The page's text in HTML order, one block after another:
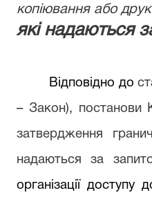
копіювання або
які надаються
Відповідно до
– Закон), постанови
затвердження
надаються за
організації доступу